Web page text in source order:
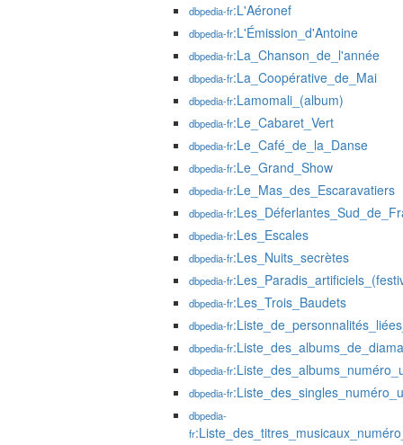
dbpedia-fr:L'Aéronef
dbpedia-fr:L'Émission_d'Antoine
dbpedia-fr:La_Chanson_de_l'année
dbpedia-fr:La_Coopérative_de_Mai
dbpedia-fr:Lamomali_(album)
dbpedia-fr:Le_Cabaret_Vert
dbpedia-fr:Le_Café_de_la_Danse
dbpedia-fr:Le_Grand_Show
dbpedia-fr:Le_Mas_des_Escaravatiers
dbpedia-fr
dbpedia-fr:Les_Escales
dbpedia-fr:Les_Nuits_secrètes
dbpedia-fr
dbpedia-fr:Les_Trois_Baudets
dbpedia-fr
dbpedia-fr
dbpedia-fr
dbpedia-fr
dbpedia-
fr